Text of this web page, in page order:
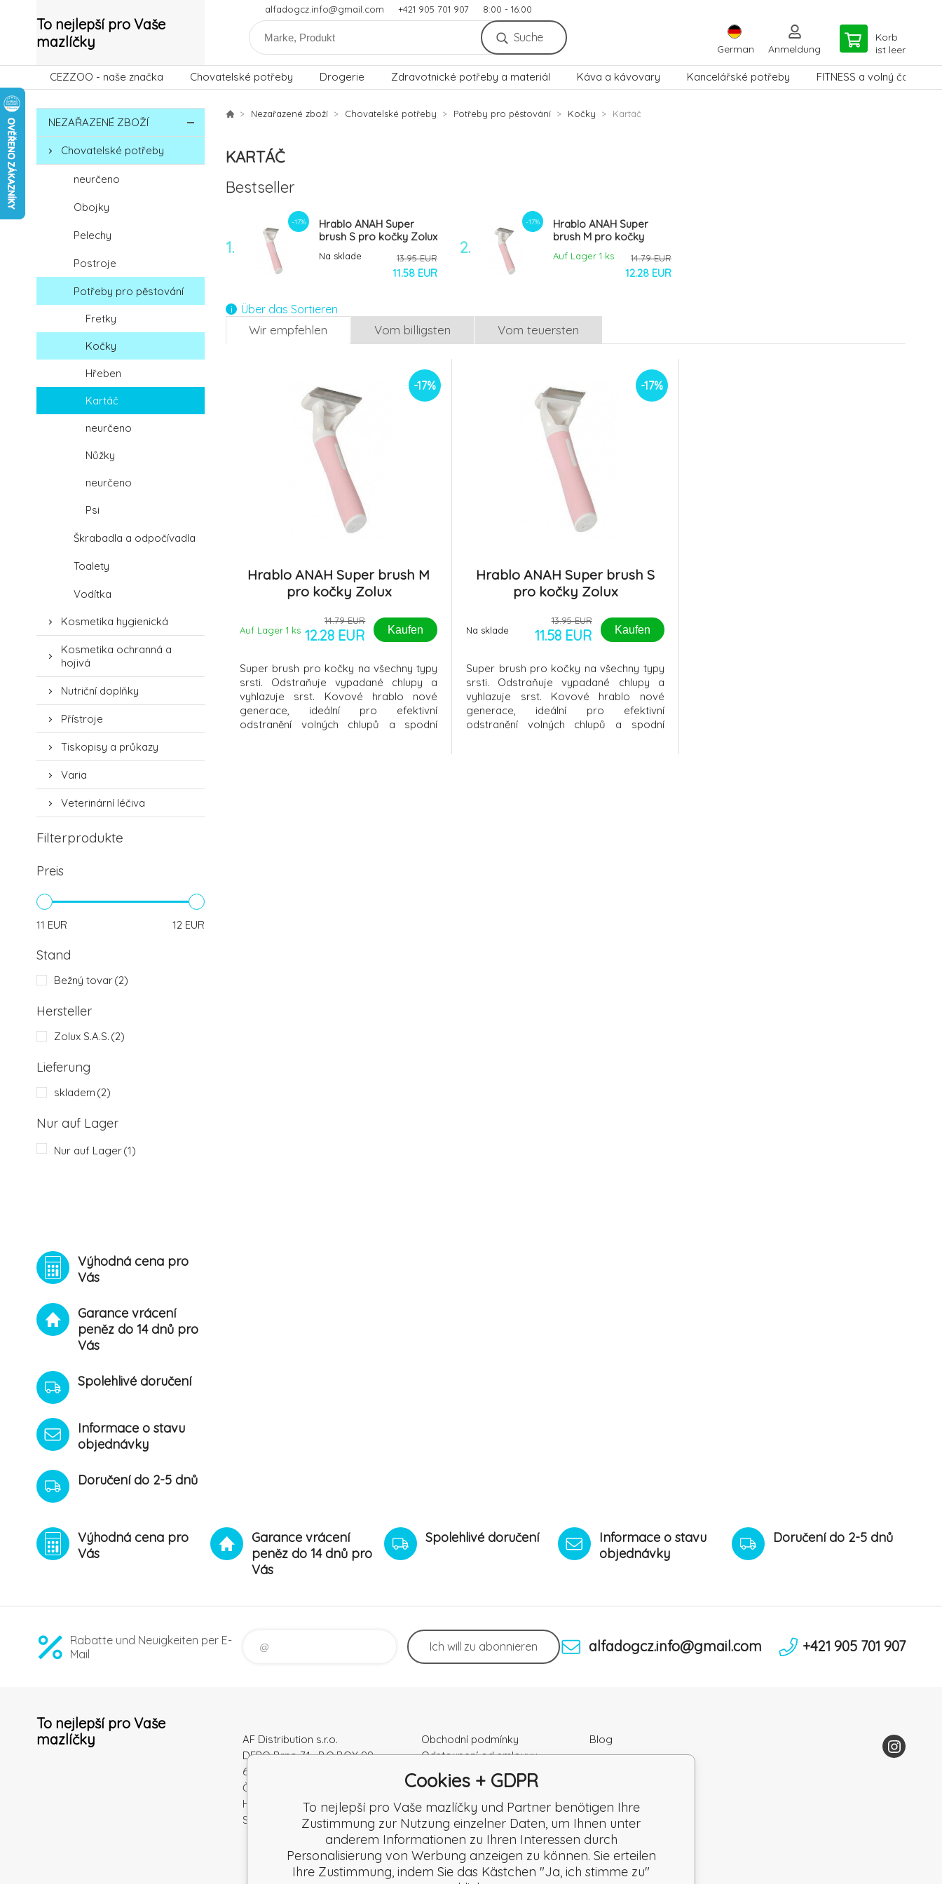
To nejlepší pro Vaše
mazlíčky
alfadogcz.info@gmail.com +421 905 701 907 8:00 - 16:00
Suche
German Anmeldung
Korb
ist leer
CEZZOO - naše značka Chovatelské potřeby Drogerie Zdravotnické potřeby a materiál Káva a kávovary Kancelářské potřeby FITNESS a volný čas
NEZAŘAZENÉ ZBOŽÍ
Chovatelské potřeby
neurčeno
Obojky
Pelechy
Postroje
Potřeby pro pěstování
Fretky
Kočky
Hřeben
Kartáč
neurčeno
Nůžky
neurčeno
Psi
Škrabadla a odpočívadla
Toalety
Vodítka
Kosmetika hygienická
Kosmetika ochranná a
hojivá
Nutriční doplňky
Přístroje
Tiskopisy a průkazy
Varia
Veterinární léčiva
Filterprodukte
Preis
11 EUR 12 EUR
Stand
Bežný tovar(2)
Hersteller
Zolux S.A.S. (2)
Lieferung
skladem (2)
Nur auf Lager
Nur auf Lager(1)
Výhodná cena pro
Vás
Garance vrácení
peněz do 14 dnů pro
Vás
Spolehlivé doručení
Informace o stavu
objednávky
Doručení do 2-5 dnů
Nezařazené zboží Chovatelské potřeby Potřeby pro pěstování Kočky Kartáč
KARTÁČ
Bestseller
1.
-17%
Hrablo ANAH Super
brush S pro kočky Zolux
Na sklade 13.95 EUR
11.58 EUR
2.
-17%
Hrablo ANAH Super
brush M pro kočky
Zolux
Auf Lager 1 ks 14.79 EUR
12.28 EUR
Über das Sortieren
Wir empfehlen Vom billigsten Vom teuersten
-17%
Hrablo ANAH Super brush M
pro kočky Zolux
Auf Lager 1 ks
14.79 EUR
12.28 EUR Kaufen
Super brush pro kočky na všechny typy
srsti. Odstraňuje vypadané chlupy a
vyhlazuje srst. Kovové hrablo nové
generace, ideální pro efektivní
odstranění volných chlupů a spodní
-17%
Hrablo ANAH Super brush S
pro kočky Zolux
Na sklade
13.95 EUR
11.58 EUR Kaufen
Super brush pro kočky na všechny typy
srsti. Odstraňuje vypadané chlupy a
vyhlazuje srst. Kovové hrablo nové
generace, ideální pro efektivní
odstranění volných chlupů a spodní
Výhodná cena pro
Vás
Garance vrácení
peněz do 14 dnů pro
Vás
Spolehlivé doručení
Informace o stavu
objednávky
Doručení do 2-5 dnů
Rabatte und Neuigkeiten per E-
Mail
Ich will zu abonnieren alfadogcz.info@gmail.com +421 905 701 907
To nejlepší pro Vaše
mazlíčky
AF Distribution s.r.o.
DEPO Brno 71 , P.O.BOX 99
600 10 Brno
Česká republika
Handelsregister Nr.: 52010180
Steuernum.: SK2120864328
Obchodní podmínky
Odstoupení od smlouvy
Podmínky ochrany osobních
údajú
Kontakty
Záruka a Reklamace
Reklamační formulář
Beschwerde
Rezension
Blog
Cookies + GDPR
To nejlepší pro Vaše mazlíčky und Partner benötigen Ihre
Zustimmung zur Nutzung einzelner Daten, um Ihnen unter
anderem Informationen zu Ihren Interessen durch
Personalisierung von Werbung anzeigen zu können. Sie erteilen
Ihre Zustimmung, indem Sie das Kästchen "Ja, ich stimme zu"